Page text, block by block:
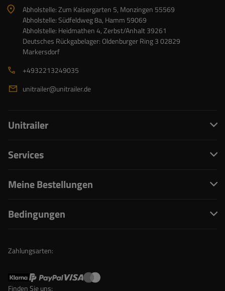
Abholstelle: Zum Kaisergarten 5, Monzingen 55569
Abholstelle: Südfeldweg 8a, Hamm 59069
Abholstelle: Heidmathen 4, Zerbst/Anhalt 39261
Deutsches Rückgabelager: Oldenburger Ring 3 02829
Markersdorf
+4932213249035
unitrailer@unitrailer.de
Unitrailer
Services
Meine Bestellungen
Bedingungen
Zahlungsarten:
Finden Sie uns: